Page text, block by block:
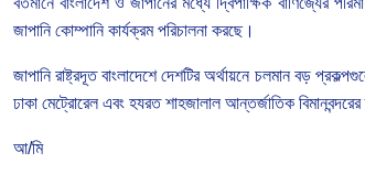
জাপানি কোম্পানি কার্যক্রম পরিচালনা করছে।
জাপানি রাষ্ট্রদূত বাংলাদেশে দেশটির অর্থায়নে চলমান বড়
ঢাকা মেট্রোরেল এবং হযরত শাহজালাল আন্তর্জাতিক বিমানবন্দরের
আ/মি